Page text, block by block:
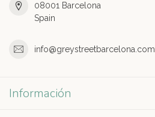
08001 Barcelona
Spain
info@greystreetbarcelona.com
Información